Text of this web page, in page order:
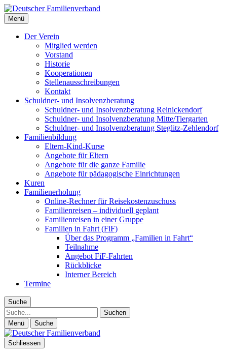
Deutscher Familienverband
Landesverband Berlin
Menü
Der Verein
Mitglied werden
Vorstand
Historie
Kooperationen
Stellenausschreibungen
Kontakt
Schuldner- und Insolvenzberatung
Schuldner- und Insolvenzberatung Reinickendorf
Schuldner- und Insolvenzberatung Mitte/Tiergarten
Schuldner- und Insolvenzberatung Steglitz-Zehlendorf
Familienbildung
Eltern-Kind-Kurse
Angebote für Eltern
Angebote für die ganze Familie
Angebote für pädagogische Einrichtungen
Kuren
Familienerholung
Online-Rechner für Reisekostenzuschuss
Familienreisen – individuell geplant
Familienreisen in einer Gruppe
Familien in Fahrt (FiF)
Über das Programm „Familien in Fahrt“
Teilnahme
Angebot FiF-Fahrten
Rückblicke
Interner Bereich
Termine
Suche
Suche
Menü Suche
Schliessen